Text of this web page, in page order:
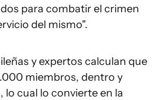
para combatir el crimen
del mismo".
y expertos calculan que
miembros, dentro y
lo cual lo convierte en la